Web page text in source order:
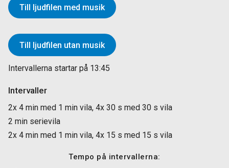
Till ljudfilen med musik
Till ljudfilen utan musik
Intervallerna startar på 13:45
Intervaller
2x 4 min med 1 min vila, 4x 30 s med 30 s vila
2 min serievila
2x 4 min med 1 min vila, 4x 15 s med 15 s vila
Tempo på intervallerna: